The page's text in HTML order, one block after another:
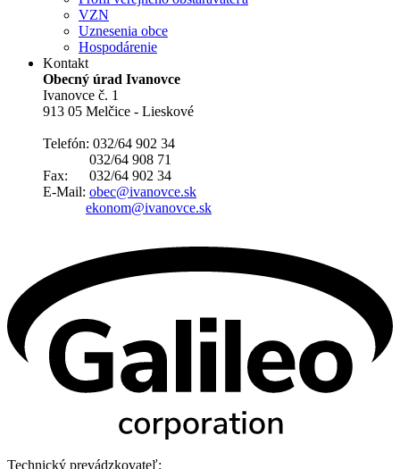
VZN
Uznesenia obce
Hospodárenie
Kontakt
Obecný úrad Ivanovce
Ivanovce č. 1
913 05 Melčice - Lieskové
Telefón: 032/64 902 34
032/64 908 71
Fax: 032/64 902 34
E-Mail: obec@ivanovce.sk
ekonom@ivanovce.sk
Technický prevádzkovateľ: